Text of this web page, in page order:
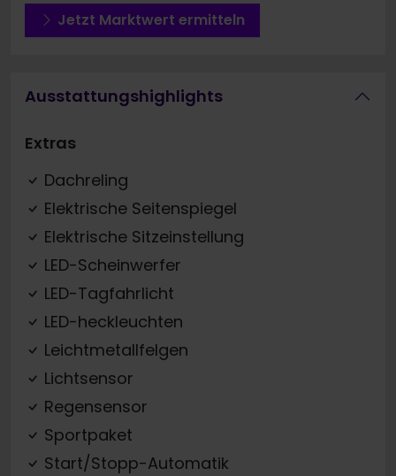
Jetzt Marktwert ermitteln
Ausstattungshighlights
Extras
Dachreling
Elektrische Seitenspiegel
Elektrische Sitzeinstellung
LED-Scheinwerfer
LED-Tagfahrlicht
LED-heckleuchten
Leichtmetallfelgen
Lichtsensor
Regensensor
Sportpaket
Start/Stopp-Automatik